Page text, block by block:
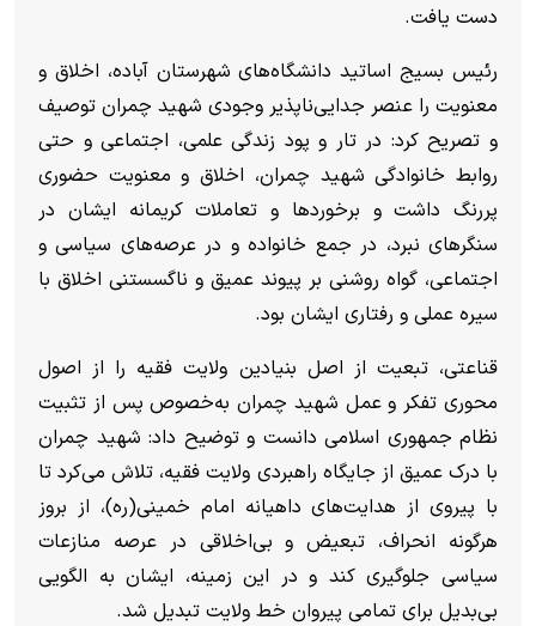
دست یافت.
رئیس بسیج اساتید دانشگاه‌های شهرستان آباده، اخلاق و
معنویت را عنصر جدایی‌ناپذیر وجودی شهید چمران توصیف
و تصریح کرد: در تار و پود زندگی علمی، اجتماعی و حتی
روابط خانوادگی شهید چمران، اخلاق و معنویت حضوری
پررنگ داشت و برخورد‌ها و تعاملات کریمانه ایشان در
سنگر‌های نبرد، در جمع خانواده و در عرصه‌های سیاسی و
اجتماعی، گواه روشنی بر پیوند عمیق و ناگسستنی اخلاق با
سیره عملی و رفتاری ایشان بود.
قناعتی، تبعیت از اصل بنیادین ولایت فقیه را از اصول
محوری تفکر و عمل شهید چمران به‌خصوص پس از تثبیت
نظام جمهوری اسلامی دانست و توضیح داد: شهید چمران
با درک عمیق از جایگاه راهبردی ولایت فقیه، تلاش می‌کرد تا
با پیروی از هدایت‌های داهیانه امام خمینی(ره)، از بروز
هرگونه انحراف، تبعیض و بی‌اخلاقی در عرصه منازعات
سیاسی جلوگیری کند و در این زمینه، ایشان به الگویی
بی‌بدیل برای تمامی پیروان خط ولایت تبدیل شد.